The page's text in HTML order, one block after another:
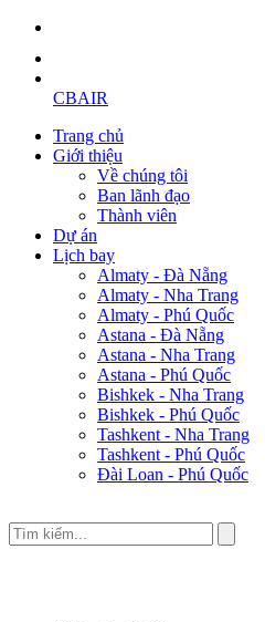
CBAIR
Trang chủ
Giới thiệu
Về chúng tôi
Ban lãnh đạo
Thành viên
Dự án
Lịch bay
Almaty - Đà Nẵng
Almaty - Nha Trang
Almaty - Phú Quốc
Astana - Đà Nẵng
Astana - Nha Trang
Astana - Phú Quốc
Bishkek - Nha Trang
Bishkek - Phú Quốc
Tashkent - Nha Trang
Tashkent - Phú Quốc
Đài Loan - Phú Quốc